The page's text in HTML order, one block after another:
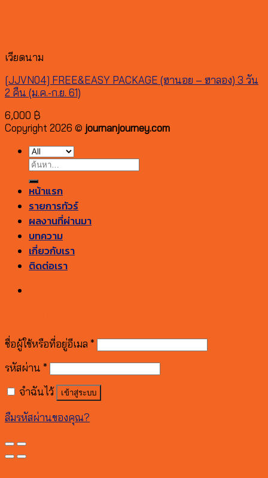
เวียดนาม
[JJVN04] FREE&EASY PACKAGE (ฮานอย – ฮาลอง) 3 วัน
2 คืน (ม.ค.-ก.ย. 61)
6,000 ฿
Copyright 2026 © journanjourney.com
ค้นหา:
หน้าแรก
รายการทัวร์
ผลงานที่ผ่านมา
บทความ
เกี่ยวกับเรา
ติดต่อเรา
ชื่อผู้ใช้หรือที่อยู่อีเมล *
รหัสผ่าน *
จำฉันไว้
เข้าสู่ระบบ
ลืมรหัสผ่านของคุณ?